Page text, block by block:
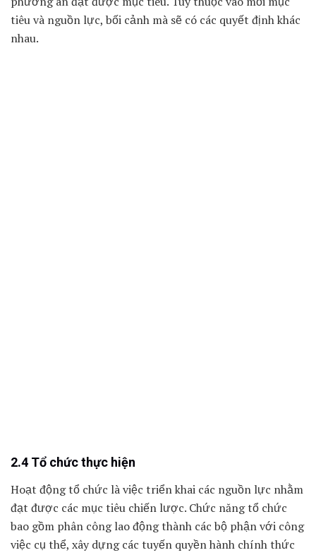
tiêu và nguồn lực, bối cảnh mà sẽ có các quyết định khác
nhau.
2.4 Tổ chức thực hiện
Hoạt động tổ chức là việc triển khai các nguồn lực nhằm
đạt được các mục tiêu chiến lược. Chức năng tổ chức
bao gồm phân công lao động thành các bộ phận với công
việc cụ thể, xây dựng các tuyến quyền hành chính thức